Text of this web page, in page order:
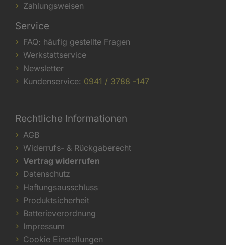
Zahlungsweisen
Service
FAQ: häufig gestellte Fragen
Werkstattservice
Newsletter
Kundenservice: 0941 / 3788 -147
Rechtliche Informationen
AGB
Widerrufs- & Rückgaberecht
Vertrag widerrufen
Datenschutz
Haftungsausschluss
Produktsicherheit
Batterieverordnung
Impressum
Cookie Einstellungen